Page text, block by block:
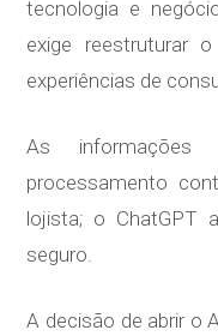
tecnologia e
exige reestruturar
experiências de
As informações
processamento
lojista; o ChatGPT
seguro.
A decisão de abrir o